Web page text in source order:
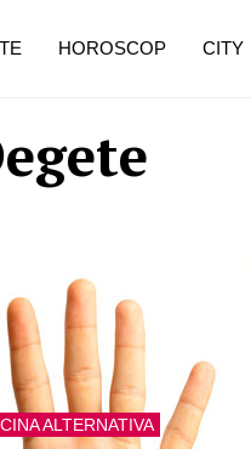
ALTERNATIVA
HOROSCOP CITY
dureroasă este investigația